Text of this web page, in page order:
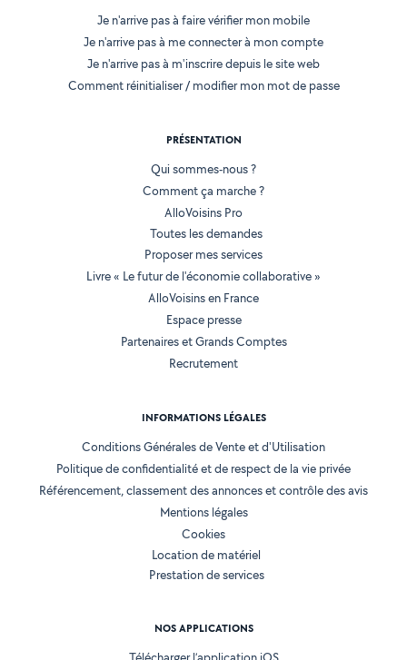
Je n'arrive pas à faire vérifier mon mobile
Je n'arrive pas à me connecter à mon compte
Je n'arrive pas à m'inscrire depuis le site web
Comment réinitialiser / modifier mon mot de passe
PRÉSENTATION
Qui sommes-nous ?
Comment ça marche ?
AlloVoisins Pro
Toutes les demandes
Proposer mes services
Livre « Le futur de l'économie collaborative »
AlloVoisins en France
Espace presse
Partenaires et Grands Comptes
Recrutement
INFORMATIONS LÉGALES
Conditions Générales de Vente et d'Utilisation
Politique de confidentialité et de respect de la vie privée
Référencement, classement des annonces et contrôle des avis
Mentions légales
Cookies
Location de matériel
Prestation de services
NOS APPLICATIONS